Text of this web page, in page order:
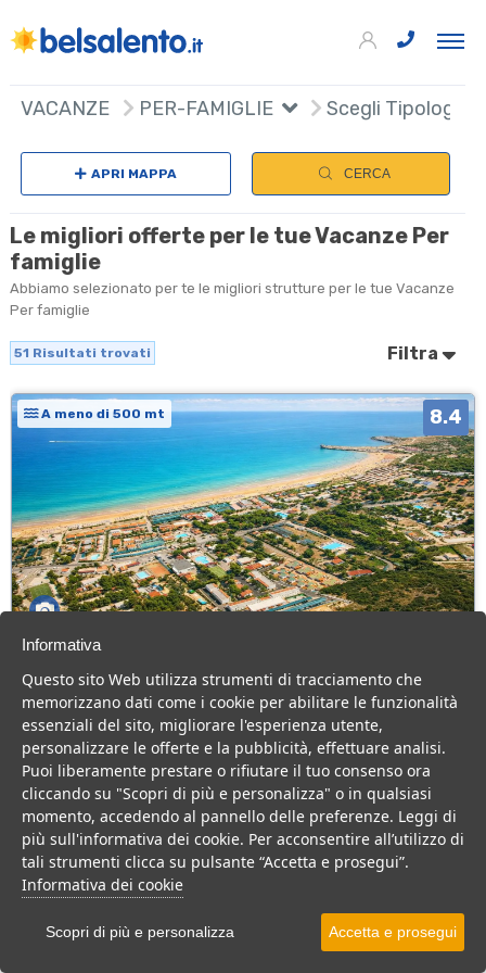
VACANZE PER-FAMIGLIE Scegli Tipologia
APRI MAPPA CERCA
Le migliori offerte per le tue Vacanze Per
famiglie
Abbiamo selezionato per te le migliori strutture per le tue Vacanze
Per famiglie
51 Risultati trovati Filtra
A meno di 500 mt 8.4
Puglia > Gargano > Vieste
107 Camere
Villaggio a Vieste, con piscina e animazione, ideale per famiglie
con bambini.
Villaggio Hotel
VEDI SU MAPPA
+
Informativa
Questo sito Web utilizza strumenti di tracciamento che
memorizzano dati come i cookie per abilitare le funzionalità
essenziali del sito, migliorare l'esperienza utente,
personalizzare le offerte e la pubblicità, effettuare analisi.
Puoi liberamente prestare o rifiutare il tuo consenso ora
cliccando su "Scopri di più e personalizza" o in qualsiasi
momento, accedendo al pannello delle preferenze. Leggi di
più sull'informativa dei cookie. Per acconsentire all’utilizzo di
tali strumenti clicca su pulsante “Accetta e prosegui”.
Informativa dei cookie
Scopri di più e personalizza Accetta e prosegui